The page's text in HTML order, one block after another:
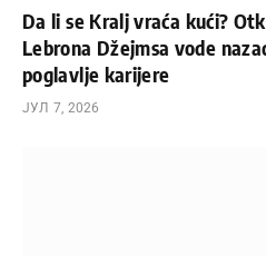
Da li se Kralj vraća kući?
Lebrona Džejmsa vode
poglavlje karijere
ЈУЛ 7, 2026